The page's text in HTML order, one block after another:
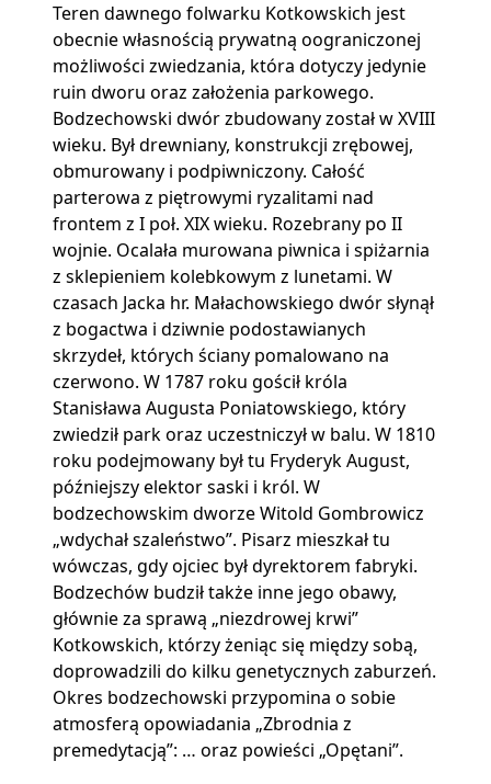
Teren dawnego folwarku Kotkowskich jest
obecnie własnością prywatną oograniczonej
możliwości zwiedzania, która dotyczy jedynie
ruin dworu oraz założenia parkowego.
Bodzechowski dwór zbudowany został w XVIII
wieku. Był drewniany, konstrukcji zrębowej,
obmurowany i podpiwniczony. Całość
parterowa z piętrowymi ryzalitami nad
frontem z I poł. XIX wieku. Rozebrany po II
wojnie. Ocalała murowana piwnica i spiżarnia
z sklepieniem kolebkowym z lunetami. W
czasach Jacka hr. Małachowskiego dwór słynął
z bogactwa i dziwnie podostawianych
skrzydeł, których ściany pomalowano na
czerwono. W 1787 roku gościł króla
Stanisława Augusta Poniatowskiego, który
zwiedził park oraz uczestniczył w balu. W 1810
roku podejmowany był tu Fryderyk August,
późniejszy elektor saski i król. W
bodzechowskim dworze Witold Gombrowicz
„wdychał szaleństwo”. Pisarz mieszkał tu
wówczas, gdy ojciec był dyrektorem fabryki.
Bodzechów budził także inne jego obawy,
głównie za sprawą „niezdrowej krwi”
Kotkowskich, którzy żeniąc się między sobą,
doprowadzili do kilku genetycznych zaburzeń.
Okres bodzechowski przypomina o sobie
atmosferą opowiadania „Zbrodnia z
premedytacją”: … oraz powieści „Opętani”.